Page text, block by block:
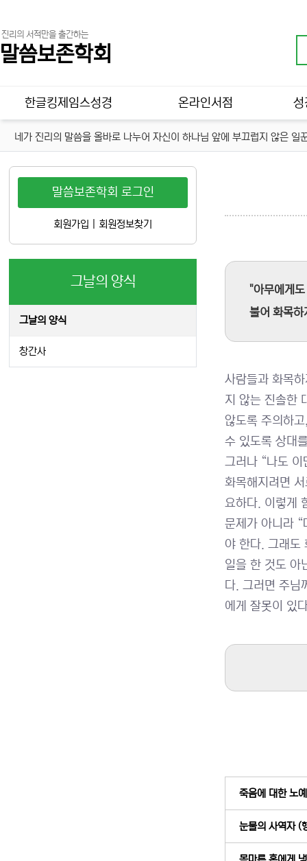
진리의 서적만을 출간하는
말씀보존학회
메인 메뉴
한글킹제임스성경 온라인서점 성
네가 진리의 말씀을 올바로 나누어 자신이 하나님 앞에 부끄럽지 않은
"아무에게
불어 화목
사람들과 화목
지 않는 진솔한
않도록 주의하
수 있도록 상대
그러나 “나도
화목해지려면
요하다. 이렇게
문제가 아니라
야 한다. 그래도
일을 한 것도 아
다. 그러면 주님
에게 잘못이 있
죽음에 대한 노
눈물의 사역자
말씀보존학회 로그인
회원가입 회원정보찾기
그날의 양식
그날의 양식
창간사